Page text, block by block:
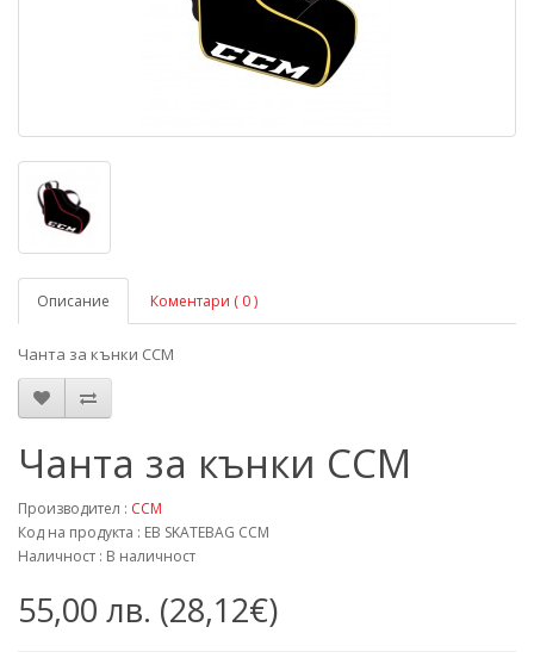
Описание Коментари ( 0 )
Чанта за кънки ССМ
Чанта за кънки ССМ
Производител : CCM
Код на продукта : EB SKATEBAG CCM
Наличност : В наличност
55,00 лв. (28,12€)